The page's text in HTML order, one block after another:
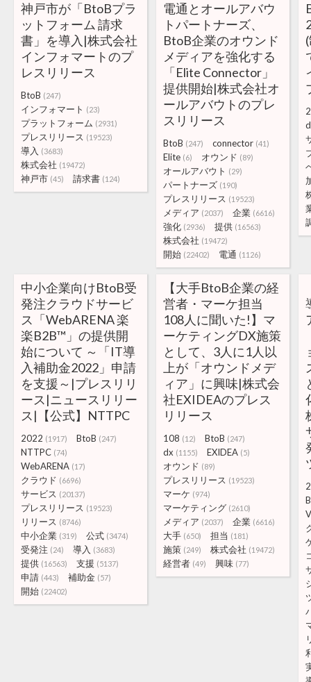
神戸市が「BtoBプラ
ットフォーム 請求
書」を導入|株式会社
インフォマートのプ
レスリリース
BtoB (247)
インフォマート (23)
プラットフォーム (2931)
プレスリリース (19523)
導入 (3683)
株式会社 (19472)
神戸市 (45) 請求書 (124)
電通とオールアバウ
トパートナーズ、
BtoB企業のオウンド
メディアを強化する
「Elite Connector」
提供開始|株式会社オ
ールアバウトのプレ
スリリース
BtoB (247) connector (41)
Elite (6) オウンド (89)
オールアバウト (29)
パートナーズ (190)
プレスリリース (19523)
メディア (2037) 企業 (6616)
強化 (2936) 提供 (16563)
株式会社 (19472)
開始 (22402) 電通 (1126)
中小企業向けBtoB受
発注クラウドサービ
ス「WebARENA 楽
楽B2B™」の提供開
始について ～「IT導
入補助金2022」申請
を支援～|プレスリリ
ース|ニュースリリー
ス|【公式】NTTPC
2022 (1917) BtoB (247)
NTTPC (74)
WebARENA (17)
クラウド (6696)
サービス (20137)
プレスリリース (19523)
リリース (8746)
中小企業 (319) 公式 (3474)
受発注 (24) 導入 (3683)
提供 (16563) 支援 (5137)
申請 (443) 補助金 (57)
開始 (22402)
【大手BtoB企業の経
営者・マーケ担当
108人に聞いた!】マ
ーケティングDX施策
として、3人に1人以
上が「オウンドメデ
ィア」に興味|株式会
社EXIDEAのプレス
リリース
108 (12) BtoB (247)
dx (1155) EXIDEA (5)
オウンド (89)
プレスリリース (19523)
マーケ (974)
マーケティング (2610)
メディア (2037) 企業 (6616)
大手 (650) 担当 (181)
施策 (249) 株式会社 (19472)
経営者 (49) 興味 (77)
2